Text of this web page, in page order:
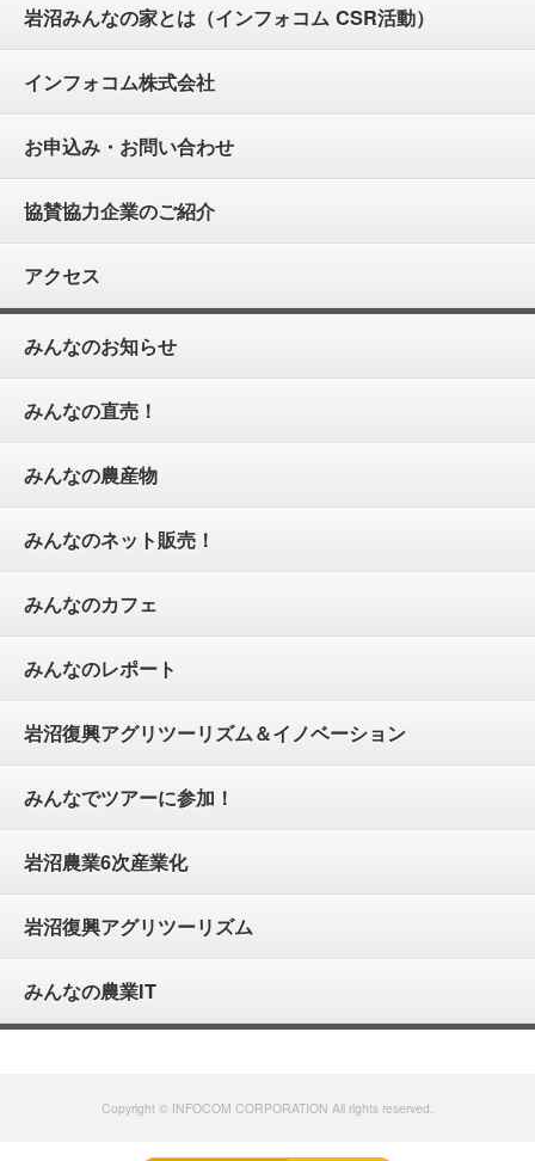
岩沼みんなの家とは（インフォコム CSR活動）
インフォコム株式会社
お申込み・お問い合わせ
協賛協力企業のご紹介
アクセス
みんなのお知らせ
みんなの直売！
みんなの農産物
みんなのネット販売！
みんなのカフェ
みんなのレポート
岩沼復興アグリツーリズム＆イノベーション
みんなでツアーに参加！
岩沼農業6次産業化
岩沼復興アグリツーリズム
みんなの農業IT
Copyright © INFOCOM CORPORATION All rights reserved.